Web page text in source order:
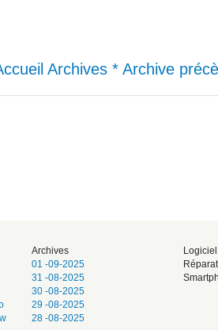
Archives * Archive
w
Archives
01 -09-2025
31 -08-2025
30 -08-2025
29 -08-2025
28 -08-2025